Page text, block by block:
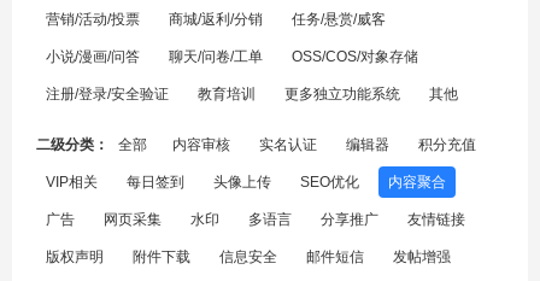
营销/活动/投票 商城/返利/分销 任务/悬赏/威客
小说/漫画/问答 聊天/问卷/工单 OSS/COS/对象存储
注册/登录/安全验证 教育培训 更多独立功能系统 其他
二级分类： 全部 内容审核 实名认证 编辑器 积分充值
VIP相关 每日签到 头像上传 SEO优化 内容聚合
广告 网页采集 水印 多语言 分享推广 友情链接
版权声明 附件下载 信息安全 邮件短信 发帖增强